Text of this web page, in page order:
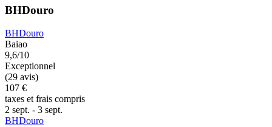
BHDouro
BHDouro
Baiao
9,6/10
Exceptionnel
(29 avis)
107 €
taxes et frais compris
2 sept. - 3 sept.
BHDouro